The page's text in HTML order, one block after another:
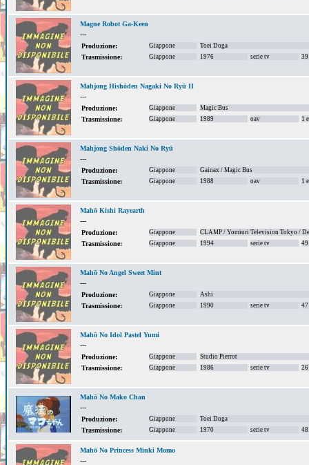
Magne Robot Ga-Keen
---
Produzione:
Giappone Toei Doga
Trasmissione: Giappone 1976 serie tv 39
Mahjong Hishōden Nagaki No Ryū II
---
Produzione:
Giappone Magic Bus
Trasmissione: Giappone 1989 oav 1
Mahjong Shōden Naki No Ryū
---
Produzione:
Giappone Gainax / Magic Bus
Trasmissione: Giappone 1988 oav 1
Mahō Kishi Rayearth
---
Produzione:
Giappone CLAMP / Yomiuri Television Tokyo /
Trasmissione: Giappone 1994 serie tv 49
Mahō No Angel Sweet Mint
---
Produzione:
Giappone Ashi
Trasmissione: Giappone 1990 serie tv 47
Mahō No Idol Pastel Yumi
---
Produzione:
Giappone Studio Pierrot
Trasmissione: Giappone 1986 serie tv 26
Mahō No Mako Chan
---
Produzione:
Giappone Toei Doga
Trasmissione: Giappone 1970 serie tv 48
Mahō No Princess Minki Momo
---